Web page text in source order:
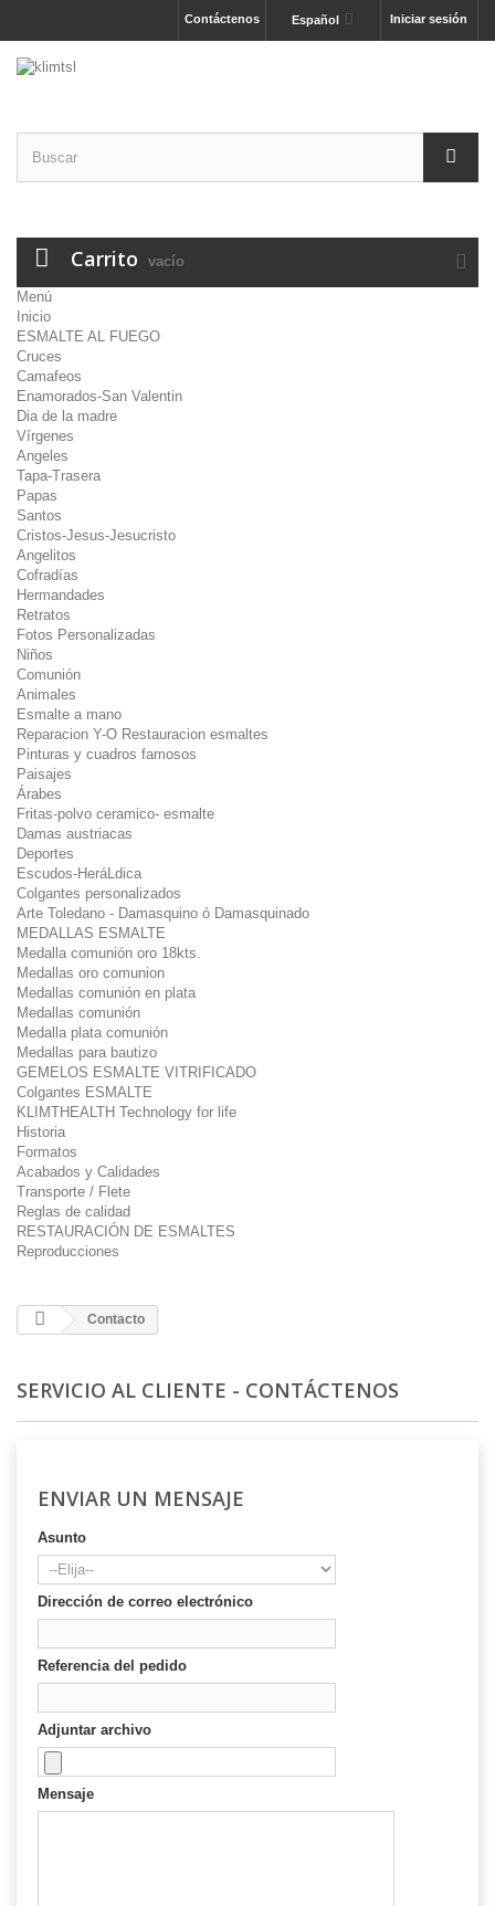
Iniciar sesión
Español
Contáctenos
Carrito vacío
Menú
Inicio
ESMALTE AL FUEGO
Cruces
Camafeos
Enamorados-San Valentin
Dia de la madre
Vírgenes
Angeles
Tapa-Trasera
Papas
Santos
Cristos-Jesus-Jesucristo
Angelitos
Cofradías
Hermandades
Retratos
Fotos Personalizadas
Niños
Comunión
Animales
Esmalte a mano
Reparacion Y-O Restauracion esmaltes
Pinturas y cuadros famosos
Paisajes
Árabes
Fritas-polvo ceramico- esmalte
Damas austriacas
Deportes
Escudos-HeráLdica
Colgantes personalizados
Arte Toledano - Damasquino ó Damasquinado
MEDALLAS ESMALTE
Medalla comunión oro 18kts.
Medallas oro comunion
Medallas comunión en plata
Medallas comunión
Medalla plata comunión
Medallas para bautizo
GEMELOS ESMALTE VITRIFICADO
Colgantes ESMALTE
KLIMTHEALTH Technology for life
Historia
Formatos
Acabados y Calidades
Transporte / Flete
Reglas de calidad
RESTAURACIÓN DE ESMALTES
Reproducciones
Contacto
SERVICIO AL CLIENTE - CONTÁCTENOS
ENVIAR UN MENSAJE
Asunto
Dirección de correo electrónico
Referencia del pedido
Adjuntar archivo
Mensaje